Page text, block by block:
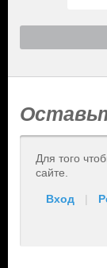
Для того
сайте.
Вход |